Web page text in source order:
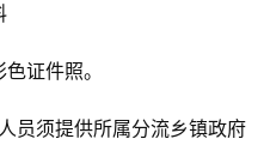
证件照。
员须提供所属分流乡镇政府